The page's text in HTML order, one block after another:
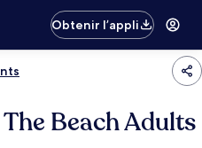
Obtenir l’appli
Beach Adults